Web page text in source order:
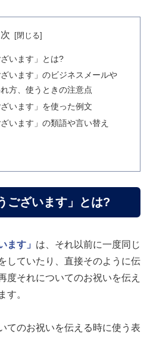
います」とは?
ざいます」のビジネスメールや
方、使うときの注意点
います」を使った例文
います」の類語や言い替え
ございます」とは?
ます」 は、それ以前に一度同じ
していたり、直接そのように伝
度それについてのお祝いを伝え
す。
てのお祝いを伝える時に使う表